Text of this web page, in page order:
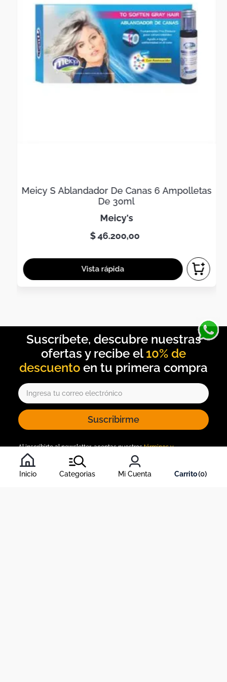
Inicio Categorias Mi Cuenta 0
Meicy S Ablandador De Canas 6 Ampolletas
De 30ml
meicy's
$46.200,00
10% de
descuento
Suscribirme
Al inscribirte al newsletter, aceptas nuestrostérminos y
condiciones
, y nuestra política de tratamiento de información